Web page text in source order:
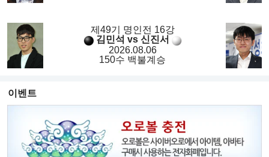
제49기 명인전 16강
김민석 vs 신진서
2026.08.06
150수 백불계승
이벤트